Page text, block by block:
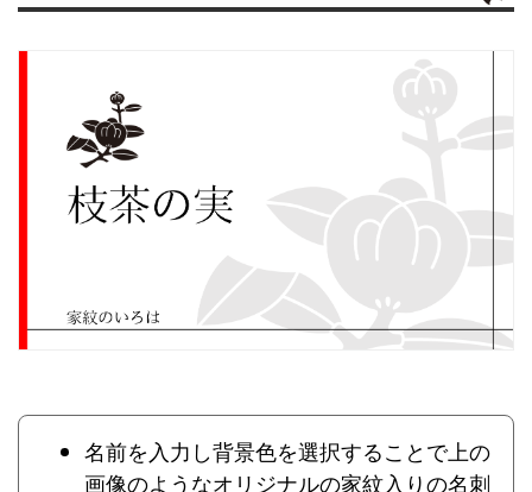
名前を入力し背景色を選択することで上の
画像のようなオリジナルの家紋入りの名刺